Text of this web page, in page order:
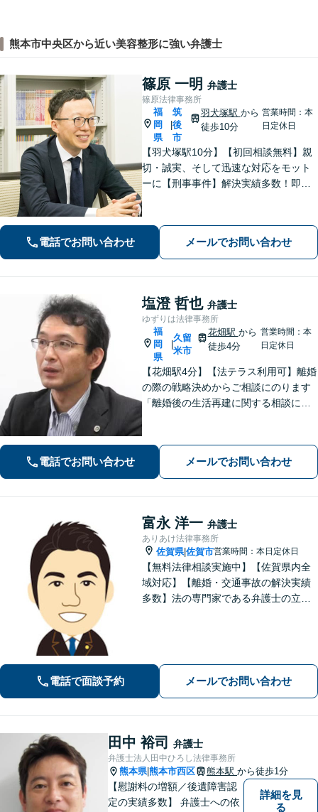
熊本市中央区から近い美容整形に強い弁護士
篠原 一明 弁護士
篠原法律事務所
福
岡
県
筑
後
市
羽犬塚駅 から
徒歩10分
営業時間：本
日定休日
【羽犬塚駅10分】【初回相談無料】親
切・誠実、そして迅速な対応をモット
ーに【刑事事件】解決実績多数！即時
選択肢と法的権利を明確にし、納得の
いく決断ができるよう支援いたします
電話でお問い合わせ メールでお問い合わせ
塩澄 哲也 弁護士
ゆずりは法律事務所
福
岡
県
久留
米市
花畑駅 から
徒歩4分
営業時間：本
日定休日
【花畑駅4分】【法テラス利用可】離婚
の際の戦略決めからご相談にのります
「離婚後の生活再建に関する相談に対
や立ち退き・明け渡しなどの賃貸トラ
ブル」【顧問契約可】
電話でお問い合わせ メールでお問い合わせ
富永 洋一 弁護士
ありあけ法律事務所
佐賀県|佐賀市営業時間：本日定休日
【無料法律相談実施中】【佐賀県内全
域対応】【離婚・交通事故の解決実績
多数】法の専門家である弁護士の立場
電話で面談予約 メールでお問い合わせ
田中 裕司 弁護士
弁護士法人田中ひろし法律事務所
熊本県|熊本市西区 熊本駅 から徒歩1分
【慰謝料の増額／後遺障害認
定の実績多数】 弁護士への依
詳細を見
る